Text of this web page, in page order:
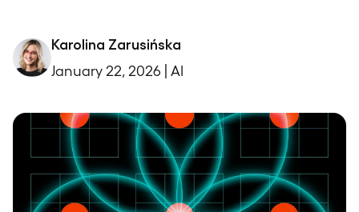
Karolina Zarusińska
January 22, 2026 | AI